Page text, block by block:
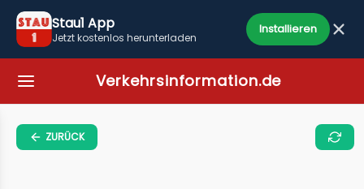
Stau1 App
Jetzt kostenlos herunterladen
Installieren
Verkehrsinformation.de
ZURÜCK